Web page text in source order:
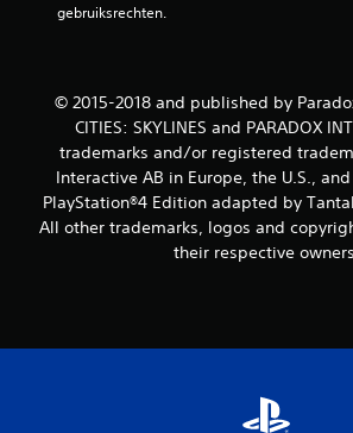
gebruiksrechten.
© 2015-2018 and published by
CITIES: SKYLINES and PARADOX
trademarks and/or registered
Interactive AB in Europe, the U.S.,
PlayStation®4 Edition adapted by
All other trademarks, logos and
their respective